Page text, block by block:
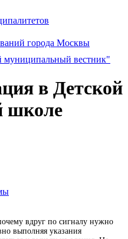
в Детской
школе
вдруг по сигналу нужно
выполняя указания